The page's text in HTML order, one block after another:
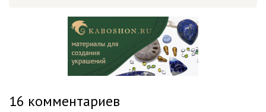
16 комментариев